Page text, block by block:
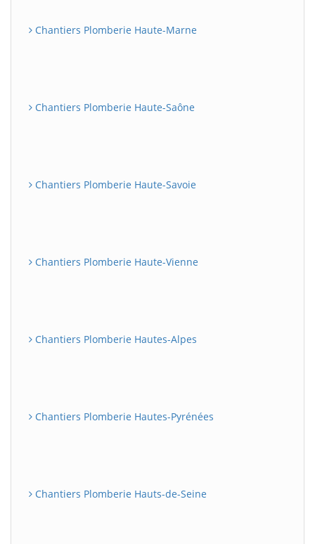
Chantiers Plomberie Haute-Marne
Chantiers Plomberie Haute-Saône
Chantiers Plomberie Haute-Savoie
Chantiers Plomberie Haute-Vienne
Chantiers Plomberie Hautes-Alpes
Chantiers Plomberie Hautes-Pyrénées
Chantiers Plomberie Hauts-de-Seine